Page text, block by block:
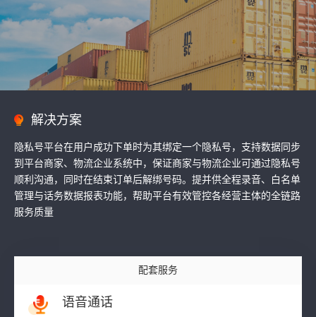
解决方案
隐私号平台在用户成功下单时为其绑定一个隐私号，支持数据同步
到平台商家、物流企业系统中，保证商家与物流企业可通过隐私号
顺利沟通，同时在结束订单后解绑号码。提并供全程录音、白名单
管理与话务数据报表功能，帮助平台有效管控各经营主体的全链路
服务质量
配套服务
语音通话